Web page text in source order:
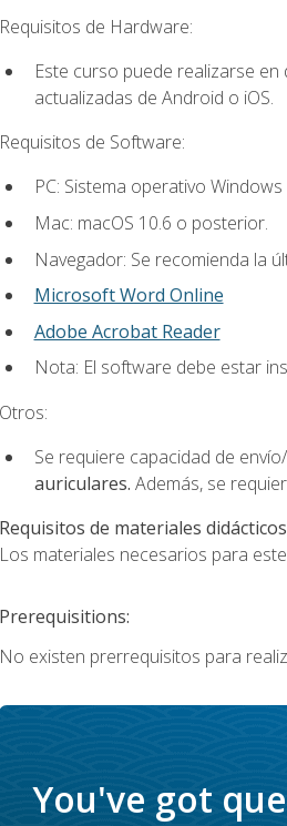
Requisitos de Hardware:
Este curso puede realizarse
actualizadas de Android o iOS.
Requisitos de Software:
PC: Sistema operativo
Mac: macOS 10.6 o posterior.
Navegador: Se recomienda la
Microsoft Word Online
Adobe Acrobat Reader
Nota: El software debe estar
Otros:
Se requiere capacidad de
auriculares. Además, se
Requisitos de materiales
Los materiales necesarios para
Prerequisitions:
No existen prerrequisitos para
You've got